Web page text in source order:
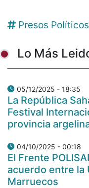
Presos
Lo Más
05/12/2025 - 18:35
La República
Festival
provincia
04/10/2025 - 00:18
El Frente
acuerdo entre la
Marruecos